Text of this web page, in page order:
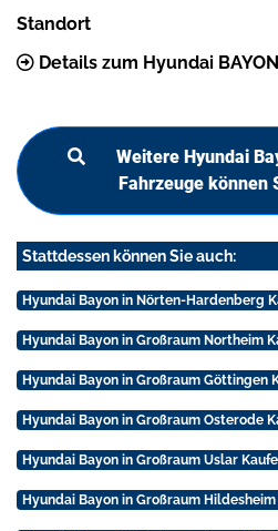
Standort
Details zum Hyundai
Weitere Hyundai
Fahrzeuge können
Stattdessen können Sie auch:
Hyundai Bayon in Nörten-Hardenberg
Hyundai Bayon in Großraum Northeim
Hyundai Bayon in Großraum Göttingen
Hyundai Bayon in Großraum Osterode
Hyundai Bayon in Großraum Uslar
Hyundai Bayon in Großraum